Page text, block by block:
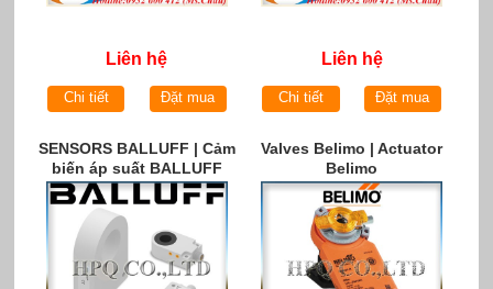
Liên hệ
Chi tiết Đặt mua
Liên hệ
Chi tiết Đặt mua
SENSORS BALLUFF | Cảm
biến áp suất BALLUFF
chính hãng tại Việt Nam
Valves Belimo | Actuator
Belimo